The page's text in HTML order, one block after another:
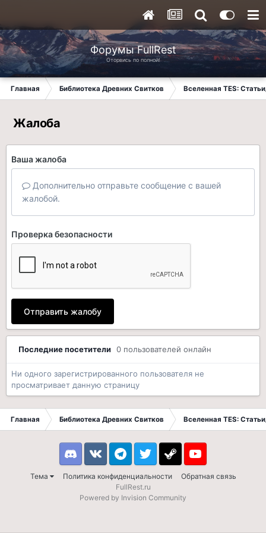
Форумы FullRest
Оторвись по полной!
Главная Библиотека Древних Свитков Вселенная TES:
Жалоба
Ваша жалоба
Дополнительно отправьте сообщение с вашей
жалобой.
Проверка безопасности
Отправить жалобу
Последние посетители 0 пользователей онлайн
Ни одного зарегистрированного пользователя не
просматривает данную страницу
Главная Библиотека Древних Свитков Вселенная TES:
Тема Политика конфиденциальности Обратная связь
DiscordVK TelegramTwitter Steam Youtube
FullRest.ru
Powered by Invision Community